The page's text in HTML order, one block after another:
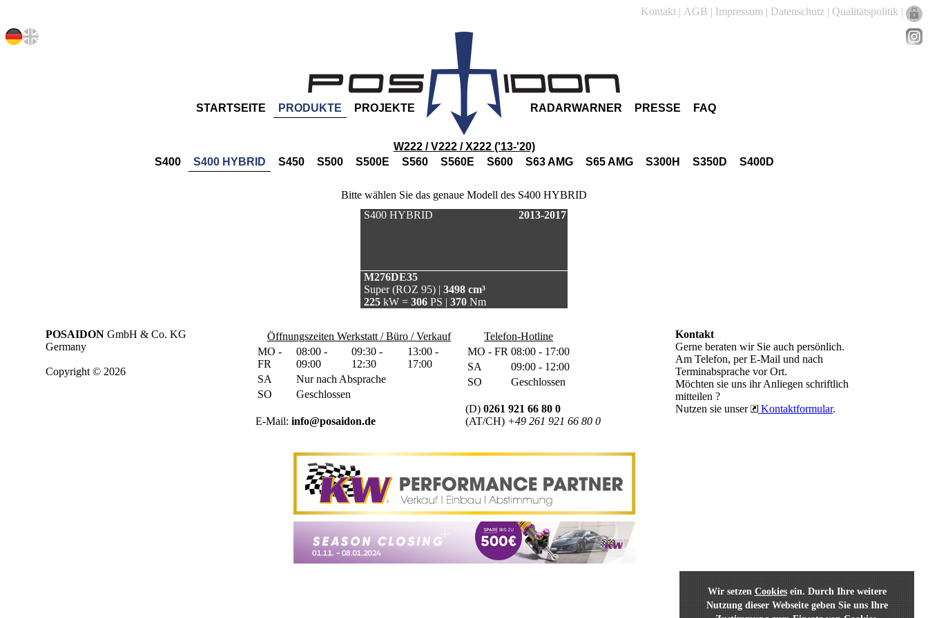
Wir setzenCookiesein. Durch Ihre weitere
Nutzung dieser Webseite geben Sie uns Ihre
Kontakt | AGB | Impressum | Datenschutz | Qualitätspolitik |
STARTSEITE PRODUKTE PROJEKTE RADARWARNER PRESSE FAQ
W222 / V222 / X222 ('13-'20)
S400
S400 HYBRID S450 S500 S500E S560 S560E S600 S63 AMG S65 AMG S300H S350D S400D
Bitte wählen Sie das genaue Modell des S400 HYBRID
2013-2017
S400 HYBRID
M276DE35
Super (ROZ 95) | 3498 cm³
225 kW = 306 PS | 370 Nm
POSAIDON GmbH & Co. KG
Germany
Copyright © 2026
Öffnungszeiten Werkstatt / Büro / Verkauf
MO -
FR
08:00 -
09:00
09:30 -
12:30
13:00 -
17:00
SA
Nur nach Absprache
SO
Geschlossen
E-Mail: info@posaidon.de
Telefon-Hotline
MO - FR 08:00 - 17:00
SA
09:00 - 12:00
SO
Geschlossen
(D) 0261 921 66 80 0
(AT/CH) +49 261 921 66 80 0
Kontakt
Gerne beraten wir Sie auch persönlich.
Am Telefon, per E-Mail und nach
Terminabsprache vor Ort.
Möchten sie uns ihr Anliegen schriftlich
mitteilen ?
Nutzen sie unser
Kontaktformular.